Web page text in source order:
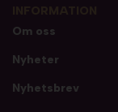
Om oss
Nyheter
Nyhetsbrev